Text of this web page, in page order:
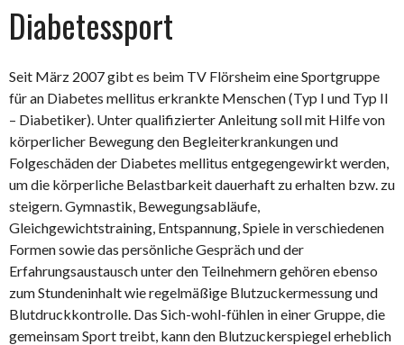
Diabetessport
Seit März 2007 gibt es beim TV Flörsheim eine Sportgruppe
für an Diabetes mellitus erkrankte Menschen (Typ I und Typ II
– Diabetiker). Unter qualifizierter Anleitung soll mit Hilfe von
körperlicher Bewegung den Begleiterkrankungen und
Folgeschäden der Diabetes mellitus entgegengewirkt werden,
um die körperliche Belastbarkeit dauerhaft zu erhalten bzw. zu
steigern. Gymnastik, Bewegungsabläufe,
Gleichgewichtstraining, Entspannung, Spiele in verschiedenen
Formen sowie das persönliche Gespräch und der
Erfahrungsaustausch unter den Teilnehmern gehören ebenso
zum Stundeninhalt wie regelmäßige Blutzuckermessung und
Blutdruckkontrolle. Das Sich-wohl-fühlen in einer Gruppe, die
gemeinsam Sport treibt, kann den Blutzuckerspiegel erheblich